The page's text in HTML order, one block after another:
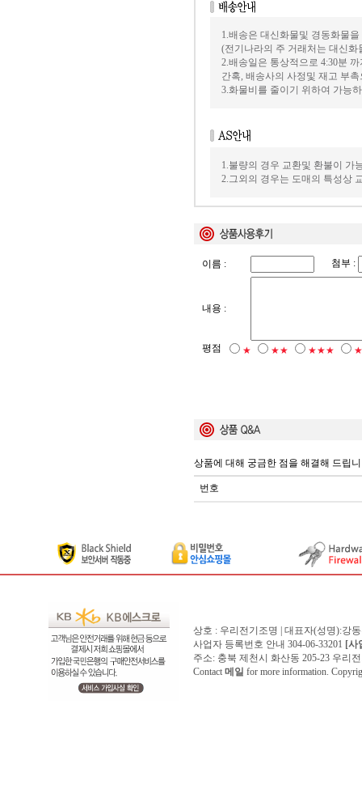
1.배송은 대신화물및 경동화물
(전기나라의 주 거래처는 대신화
2.배송일은 통상적으로 4:30분
간혹, 배송사의 사정및 재고 부
3.화물비를 줄이기 위하여 가능
1.불량의 경우 교환및 환불이 가
2.그외의 경우는 도매의 특성상
이름 : 첨부 :
내용 :
평점 ★ ★★ ★★★
상품에 대해 궁금한 점을 해결해 드립
번호
상호 : 우리전기조명 | 대표자(성명):강
사업자 등록번호 안내 304-06-33201 [사
주소: 충북 제천시 화산동 205-23 우리
Contact 메일 for more information.